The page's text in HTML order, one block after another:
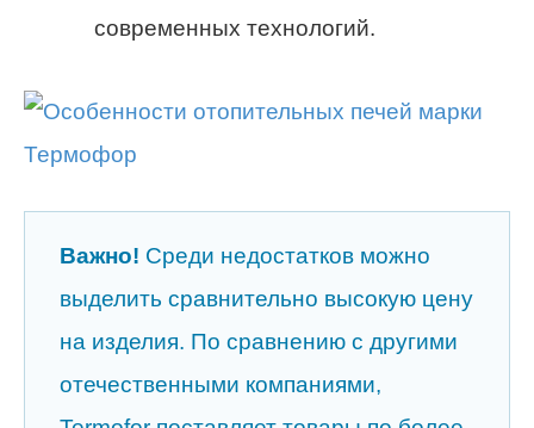
современных технологий.
Важно! Среди недостатков можно
выделить сравнительно высокую цену
на изделия. По сравнению с другими
отечественными компаниями,